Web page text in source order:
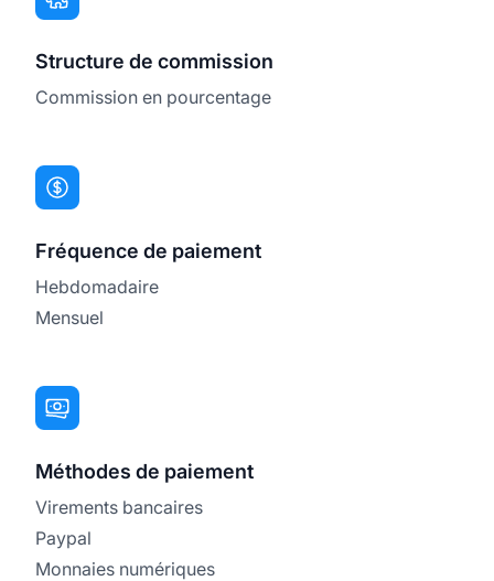
Structure de commission
Commission en pourcentage
Fréquence de paiement
Hebdomadaire
Mensuel
Méthodes de paiement
Virements bancaires
Paypal
Monnaies numériques